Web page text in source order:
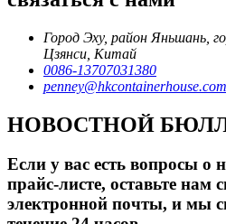
Город Эху, район Яньшань,
Цзянси, Китай
0086-13707031380
penney@hkcontainerhouse.com
НОВОСТНОЙ
Если у вас есть вопросы о
прайс-листе, оставьте нам
электронной почты, и мы